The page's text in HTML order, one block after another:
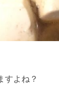
すよね？